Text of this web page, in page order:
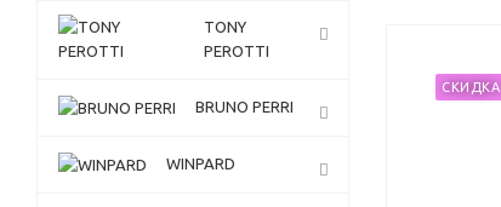
СКИДКА
TONY
PEROTTI
BRUNO PERRI
WINPARD